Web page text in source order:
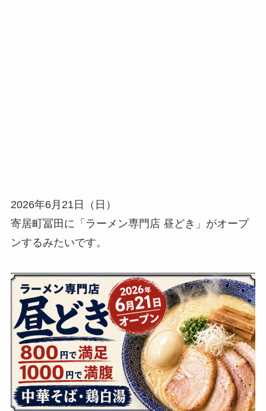
2026年6月21日（日）
寄居町冨田に「ラーメン専門店 昼どき」がオープ
ンするみたいです。